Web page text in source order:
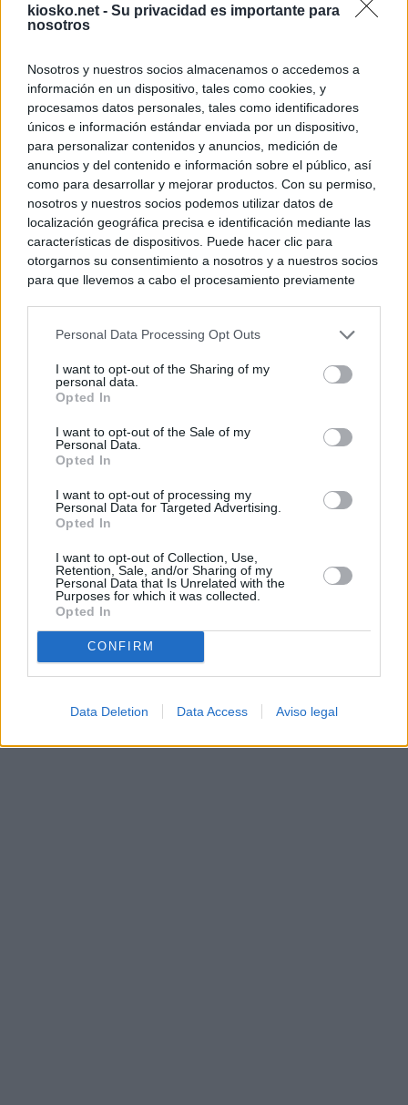
kiosko.net - Su privacidad es importante para
nosotros
Nosotros y nuestros socios almacenamos o accedemos a
información en un dispositivo, tales como cookies, y
procesamos datos personales, tales como identificadores
únicos e información estándar enviada por un dispositivo,
para personalizar contenidos y anuncios, medición de
anuncios y del contenido e información sobre el público, así
como para desarrollar y mejorar productos. Con su permiso,
nosotros y nuestros socios podemos utilizar datos de
localización geográfica precisa e identificación mediante las
características de dispositivos. Puede hacer clic para
otorgarnos su consentimiento a nosotros y a nuestros socios
para que llevemos a cabo el procesamiento previamente
negar su consentimiento. Tenga en cuenta que algún
de su consentimiento, pero usted tiene el derecho de
rechazar tal procesamiento. Sus preferencias se aplicarán
cualquier momento entrando de nuevo en este sitio web o
visitando nuestra política de privacidad.
Personal Data Processing Opt Outs
I want to opt-out of the Sharing of my
personal data.
Opted In
I want to opt-out of the Sale of my
Personal Data.
Opted In
I want to opt-out of processing my
Personal Data for Targeted Advertising.
Opted In
I want to opt-out of Collection, Use,
Retention, Sale, and/or Sharing of my
Personal Data that Is Unrelated with the
Purposes for which it was collected.
Opted In
CONFIRM
Data Deletion Data Access Aviso legal